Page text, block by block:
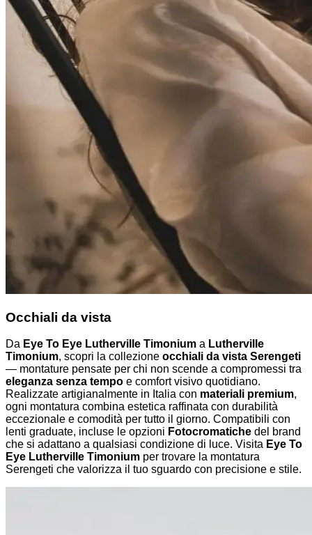
Occhiali da vista
Da Eye To Eye Lutherville Timonium a Lutherville
Timonium, scopri la collezione occhiali da vista Serengeti
— montature pensate per chi non scende a compromessi tra
eleganza senza tempo e comfort visivo quotidiano.
Realizzate artigianalmente in Italia con materiali premium,
ogni montatura combina estetica raffinata con durabilità
eccezionale e comodità per tutto il giorno. Compatibili con
lenti graduate, incluse le opzioni Fotocromatiche del brand
che si adattano a qualsiasi condizione di luce. Visita Eye To
Eye Lutherville Timonium per trovare la montatura
Serengeti che valorizza il tuo sguardo con precisione e stile.